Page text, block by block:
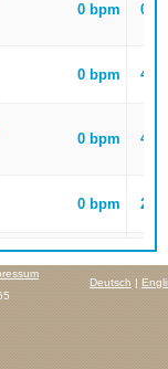
0 bpm 0
0 bpm 4
0 bpm 4
0 bpm 2
Deutsch |